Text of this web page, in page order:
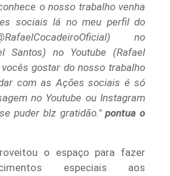
o nosso trabalho venha
sociais lá no meu perfil do
no
Santos) no Youtube (Rafael
gostar do nosso trabalho
com as Ações sociais é só
no Youtube ou Instagram
puder blz gratidão." pontua o
o espaço para fazer
especiais aos